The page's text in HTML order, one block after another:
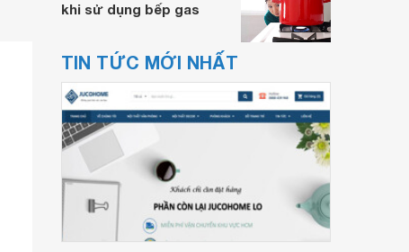
khi sử dụng bếp gas
TIN TỨC MỚI NHẤT